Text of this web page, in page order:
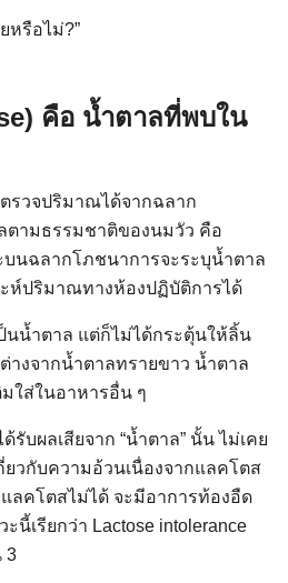
หรือไม่?”
คือ น้ำตาลที่พบใน
รวจปริมาณได้จากฉลาก
ตามธรรมชาติของนมวัว คือ
บนฉลากโภชนาการจะระบุน้ำตาล
ะห์ปริมาณทางห้องปฏิบัติการได้
นน้ำตาล แต่ก็ไม่ได้กระตุ้นให้ลิ้น
างจากน้ำตาลทรายขาว น้ำตาล
ใส่ในอาหารอื่น ๆ
รับผลเสียจาก “น้ำตาล” นั้น ไม่เคย
ยวกับความอ้วนเนื่องจากแลคโตส
ลคโตสไม่ได้ จะมีอาการท้องอืด
นี้เรียกว่า Lactose intolerance
3